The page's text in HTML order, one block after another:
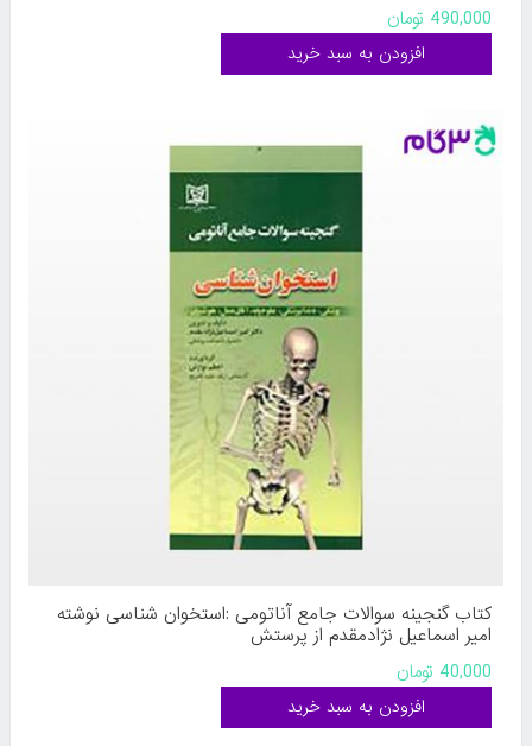
490,000 تومان
کتاب گنجینه سوالات جامع آناتومی :استخوان شناسی نوشته
امیر اسماعیل نژادمقدم از پرستش
40,000 تومان